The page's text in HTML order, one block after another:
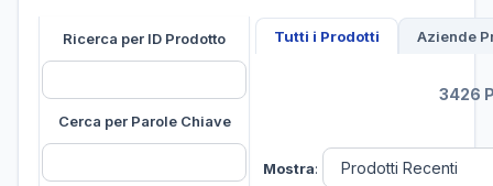
Ricerca per ID Prodotto
Cerca per Parole Chiave
Tutti i Prodotti Aziende
3426
Mostra: